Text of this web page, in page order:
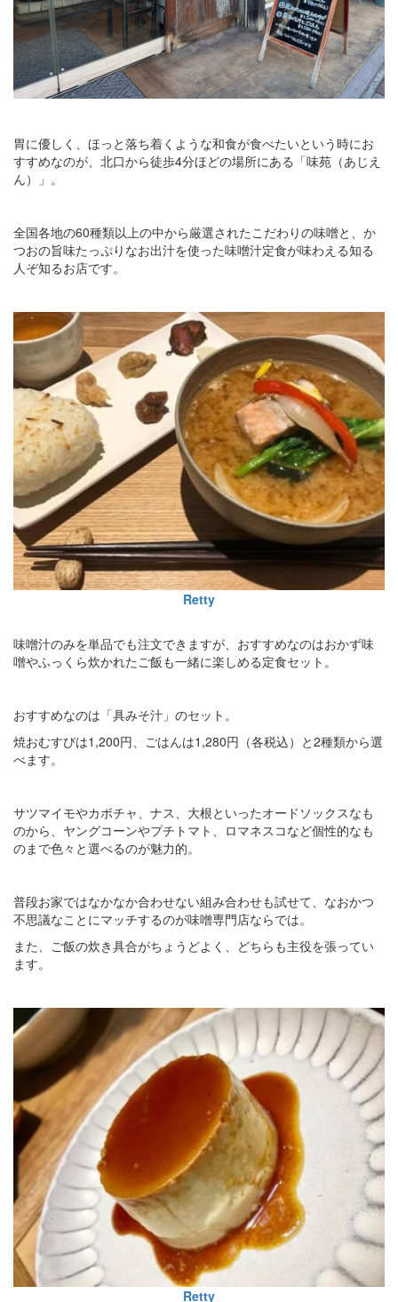
胃に優しく、ほっと落ち着くような和食が食べたいという時にお
すすめなのが、北口から徒歩4分ほどの場所にある「味苑（あじえ
ん）」。
全国各地の60種類以上の中から厳選されたこだわりの味噌と、か
つおの旨味たっぷりなお出汁を使った味噌汁定食が味わえる知る
人ぞ知るお店です。
Retty
味噌汁のみを単品でも注文できますが、おすすめなのはおかず味
噌やふっくら炊かれたご飯も一緒に楽しめる定食セット。
おすすめなのは「具みそ汁」のセット。
焼おむすびは1,200円、ごはんは1,280円（各税込）と2種類から選
べます。
サツマイモやカボチャ、ナス、大根といったオードソックスなも
のから、ヤングコーンやプチトマト、ロマネスコなど個性的なも
のまで色々と選べるのが魅力的。
普段お家ではなかなか合わせない組み合わせも試せて、なおかつ
不思議なことにマッチするのが味噌専門店ならでは。
また、ご飯の炊き具合がちょうどよく、どちらも主役を張ってい
ます。
Retty